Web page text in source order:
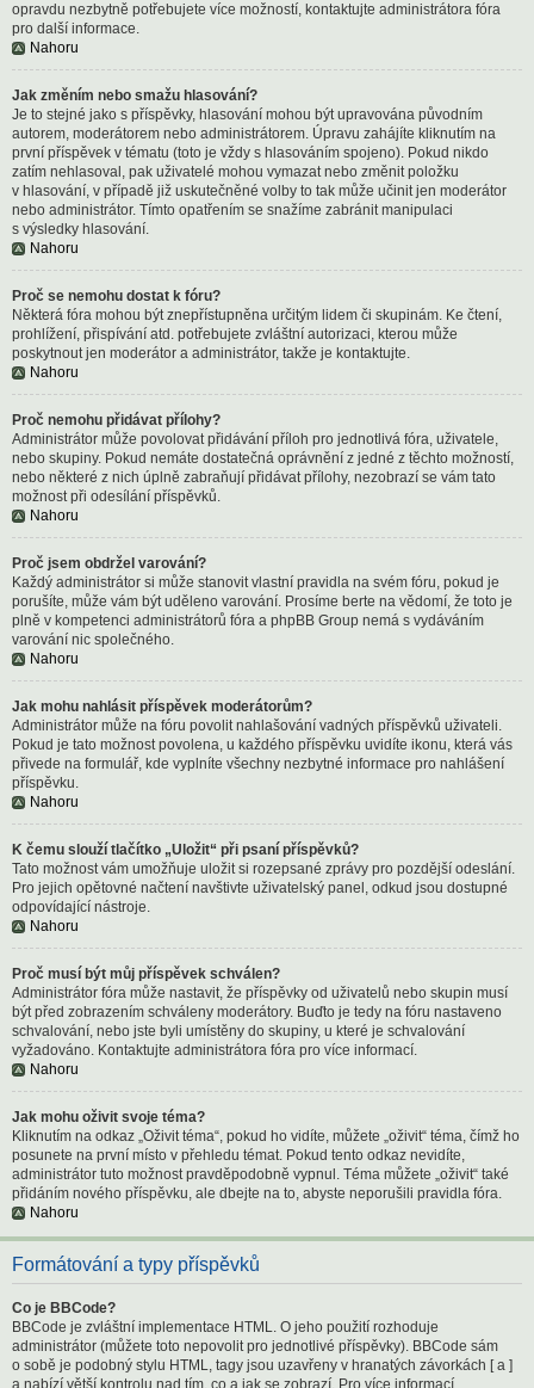
opravdu nezbytně potřebujete více možností, kontaktujte administrátora fóra
pro další informace.
Nahoru
Jak změním nebo smažu hlasování?
Je to stejné jako s příspěvky, hlasování mohou být upravována původním
autorem, moderátorem nebo administrátorem. Úpravu zahájíte kliknutím na
první příspěvek v tématu (toto je vždy s hlasováním spojeno). Pokud nikdo
zatím nehlasoval, pak uživatelé mohou vymazat nebo změnit položku
v hlasování, v případě již uskutečněné volby to tak může učinit jen moderátor
nebo administrátor. Tímto opatřením se snažíme zabránit manipulaci
s výsledky hlasování.
Nahoru
Proč se nemohu dostat k fóru?
Některá fóra mohou být znepřístupněna určitým lidem či skupinám. Ke čtení,
prohlížení, přispívání atd. potřebujete zvláštní autorizaci, kterou může
poskytnout jen moderátor a administrátor, takže je kontaktujte.
Nahoru
Proč nemohu přidávat přílohy?
Administrátor může povolovat přidávání příloh pro jednotlivá fóra, uživatele,
nebo skupiny. Pokud nemáte dostatečná oprávnění z jedné z těchto možností,
nebo některé z nich úplně zabraňují přidávat přílohy, nezobrazí se vám tato
možnost při odesílání příspěvků.
Nahoru
Proč jsem obdržel varování?
Každý administrátor si může stanovit vlastní pravidla na svém fóru, pokud je
porušíte, může vám být uděleno varování. Prosíme berte na vědomí, že toto je
plně v kompetenci administrátorů fóra a phpBB Group nemá s vydáváním
varování nic společného.
Nahoru
Jak mohu nahlásit příspěvek moderátorům?
Administrátor může na fóru povolit nahlašování vadných příspěvků uživateli.
Pokud je tato možnost povolena, u každého příspěvku uvidíte ikonu, která vás
přivede na formulář, kde vyplníte všechny nezbytné informace pro nahlášení
příspěvku.
Nahoru
K čemu slouží tlačítko „Uložit“ při psaní příspěvků?
Tato možnost vám umožňuje uložit si rozepsané zprávy pro pozdější odeslání.
Pro jejich opětovné načtení navštivte uživatelský panel, odkud jsou dostupné
odpovídající nástroje.
Nahoru
Proč musí být můj příspěvek schválen?
Administrátor fóra může nastavit, že příspěvky od uživatelů nebo skupin musí
být před zobrazením schváleny moderátory. Buďto je tedy na fóru nastaveno
schvalování, nebo jste byli umístěny do skupiny, u které je schvalování
vyžadováno. Kontaktujte administrátora fóra pro více informací.
Nahoru
Jak mohu oživit svoje téma?
Kliknutím na odkaz „Oživit téma“, pokud ho vidíte, můžete „oživit“ téma, čímž ho
posunete na první místo v přehledu témat. Pokud tento odkaz nevidíte,
administrátor tuto možnost pravděpodobně vypnul. Téma můžete „oživit“ také
přidáním nového příspěvku, ale dbejte na to, abyste neporušili pravidla fóra.
Nahoru
Formátování a typy příspěvků
Co je BBCode?
BBCode je zvláštní implementace HTML. O jeho použití rozhoduje
administrátor (můžete toto nepovolit pro jednotlivé příspěvky). BBCode sám
o sobě je podobný stylu HTML, tagy jsou uzavřeny v hranatých závorkách [ a ]
a nabízí větší kontrolu nad tím, co a jak se zobrazí. Pro více informací